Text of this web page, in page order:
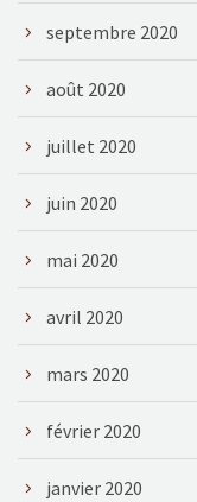
septembre 2020
août 2020
juillet 2020
juin 2020
mai 2020
avril 2020
mars 2020
février 2020
janvier 2020